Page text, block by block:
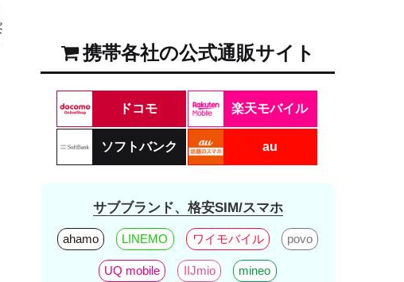
携帯各社の公式通販サイト
ドコモ 楽天モバイル
ソフトバンク au
サブブランド、格安SIM/スマホ
ahamo LINEMO ワイモバイル povo
UQ mobile IIJmio mineo